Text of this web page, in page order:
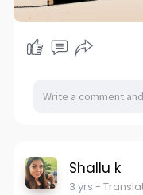
Shallu k
3 yrs -